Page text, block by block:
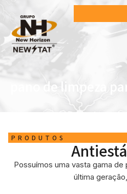
pano de limpeza
PRODUTOS
Possuímos uma vasta gama
última